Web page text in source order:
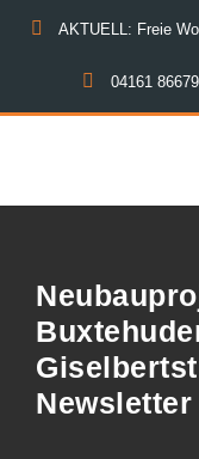
AKTUELL: Freie
04161